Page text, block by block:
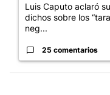
Luis Caputo aclaró
dichos sobre los
neg...
25 comentarios